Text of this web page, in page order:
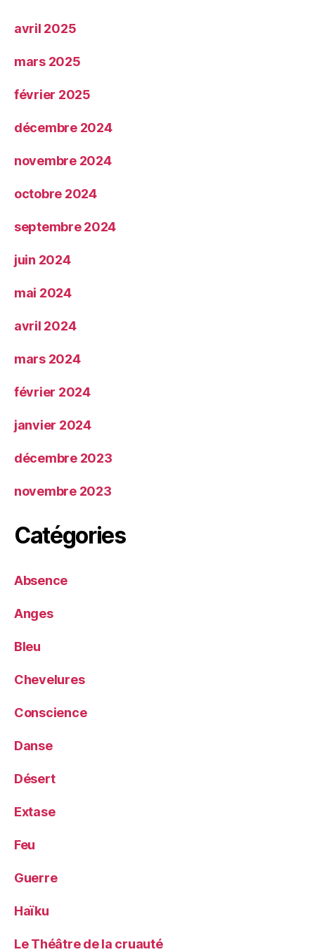
avril 2025
mars 2025
février 2025
décembre 2024
novembre 2024
octobre 2024
septembre 2024
juin 2024
mai 2024
avril 2024
mars 2024
février 2024
janvier 2024
décembre 2023
novembre 2023
Catégories
Absence
Anges
Bleu
Chevelures
Conscience
Danse
Désert
Extase
Feu
Guerre
Haïku
Le Théâtre de la cruauté